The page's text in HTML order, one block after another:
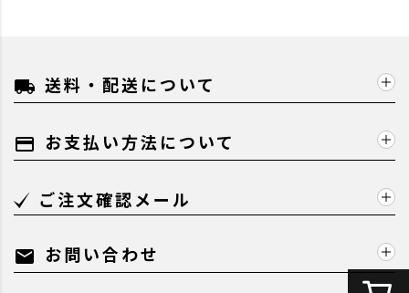
local_shipping 送料・配送について
payment お支払い方法について
ご注文確認メール
mail お問い合わせ